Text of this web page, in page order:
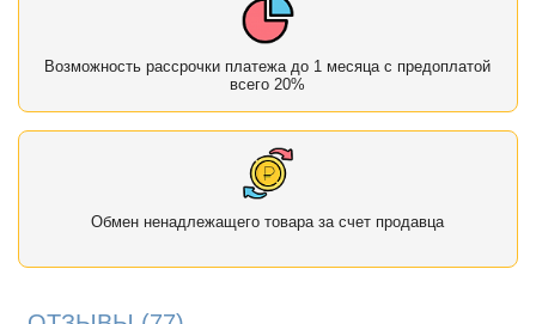
Возможность рассрочки платежа до 1 месяца с предоплатой
всего 20%
Обмен ненадлежащего товара за счет продавца